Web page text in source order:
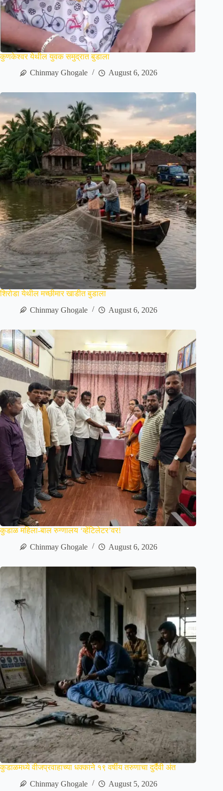
कुणकेश्वर येथील युवक समुद्रात बुडाला
Chinmay Ghogale
August 6, 2026
शिरोडा येथील मच्छीमार खाडीत बुडाला
Chinmay Ghogale
August 6, 2026
कुडाळ महिला-बाल रुग्णालय ‘व्हेंटिलेटर’वर!
Chinmay Ghogale
August 6, 2026
कुडाळमध्ये वीजप्रवाहाच्या धक्काने १९ वर्षीय तरुणाचा दुर्दैवी अंत
Chinmay Ghogale
August 5, 2026